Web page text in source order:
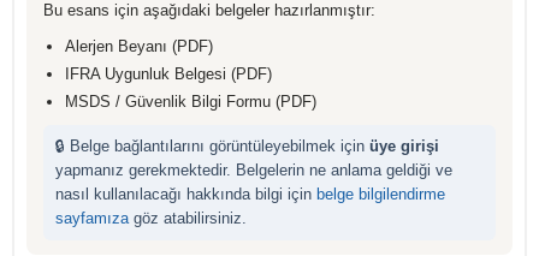
Bu esans için aşağıdaki belgeler hazırlanmıştır:
Alerjen Beyanı (PDF)
IFRA Uygunluk Belgesi (PDF)
MSDS / Güvenlik Bilgi Formu (PDF)
🔒 Belge bağlantılarını görüntüleyebilmek için üye girişi
yapmanız gerekmektedir. Belgelerin ne anlama geldiği ve
nasıl kullanılacağı hakkında bilgi için belge bilgilendirme
sayfamızagöz atabilirsiniz.